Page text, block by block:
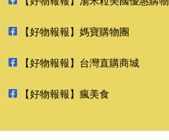
【好物報報】媽寶購物團
【好物報報】台灣直購商城
【好物報報】瘋美食